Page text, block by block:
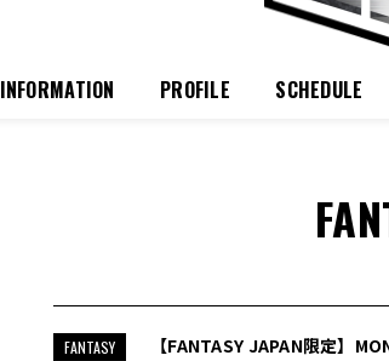
INFORMATION PROFILE SCHEDULE
FANTASY
【FANTASY JAPAN限定】